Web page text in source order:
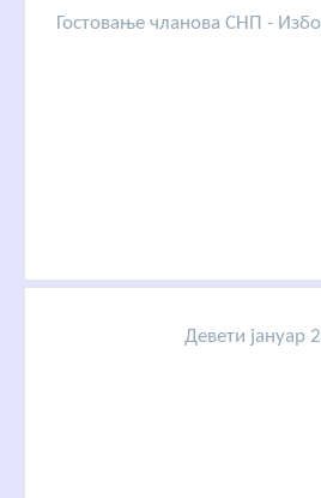
Гостовање чланова СНП -
Девети јануар